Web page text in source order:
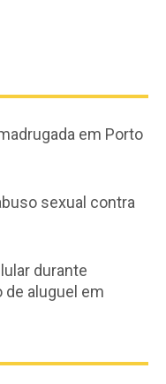
em Porto
sexual contra
durante
aluguel em